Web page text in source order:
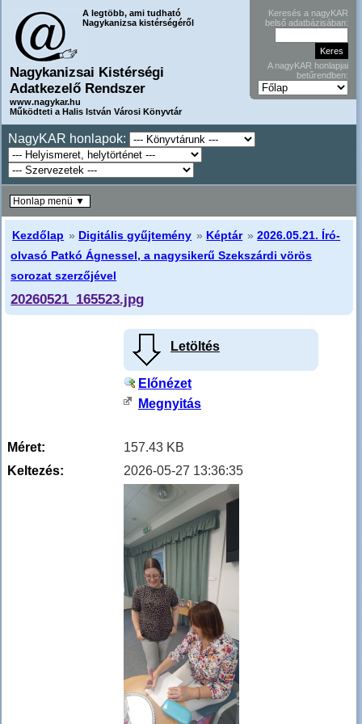
A legtöbb, ami tudható
Nagykanizsa kistérségéről
Nagykanizsai Kistérségi
Adatkezelő Rendszer
www.nagykar.hu
Működteti a Halis István Városi Könyvtár
Keresés a nagyKAR
belső adatbázisában:
A nagyKAR honlapjai
betűrendben:
NagyKAR honlapok:
Kezdőlap » Digitális gyűjtemény » Képtár »2026.05.21. Író-
olvasó Patkó Ágnessel, a nagysikerű Szekszárdi vörös
sorozat szerzőjével
20260521_165523.jpg
Letöltés
Előnézet
Megnyitás
Méret:
157.43 KB
Keltezés:
2026-05-27 13:36:35
Honlap menü ▼